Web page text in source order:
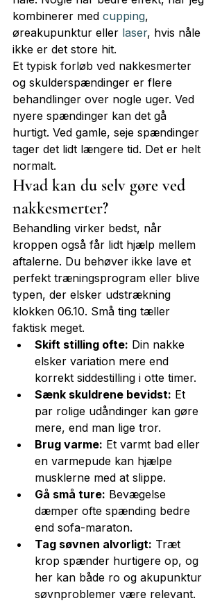
kombinerer med cupping,
øreakupunktur eller laser, hvis nåle
ikke er det store hit.
Et typisk forløb ved nakkesmerter
og skulderspændinger er flere
behandlinger over nogle uger. Ved
nyere spændinger kan det gå
hurtigt. Ved gamle, seje spændinger
tager det lidt længere tid. Det er helt
normalt.
Hvad kan du selv gøre ved
nakkesmerter?
Behandling virker bedst, når
kroppen også får lidt hjælp mellem
aftalerne. Du behøver ikke lave et
perfekt træningsprogram eller blive
typen, der elsker udstrækning
klokken 06.10. Små ting tæller
faktisk meget.
Skift stilling ofte: Din nakke
elsker variation mere end
korrekt siddestilling i otte timer.
Sænk skuldrene bevidst: Et
par rolige udåndinger kan gøre
mere, end man lige tror.
Brug varme: Et varmt bad eller
en varmepude kan hjælpe
musklerne med at slippe.
Gå små ture: Bevægelse
dæmper ofte spænding bedre
end sofa-maraton.
Tag søvnen alvorligt: Træt
krop spænder hurtigere op, og
her kan både ro og akupunktur
søvnproblemer være relevant.